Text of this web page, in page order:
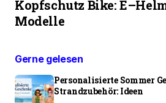
Kopfschutz Bike:
Modelle
Gerne gelesen
Personalisierte Sommer
Strandzubehör: Ideen